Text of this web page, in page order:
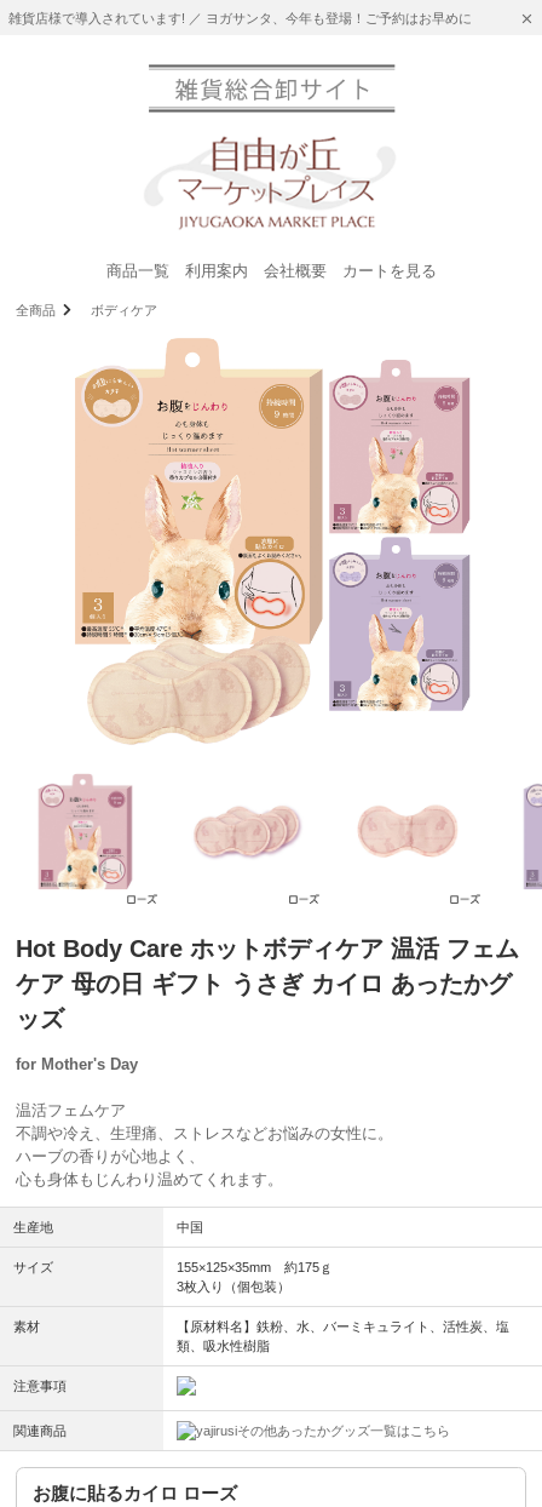
雑貨店様で導入されています! ／ ヨガサンタ、今年も登場！ご予約はお早めに
商品一覧 利用案内 会社概要 カートを見る
全商品 ボディケア
Hot Body Care ホットボディケア 温活 フェム
ケア 母の日 ギフト うさぎ カイロ あったかグ
ッズ
for Mother's Day
温活フェムケア
不調や冷え、生理痛、ストレスなどお悩みの女性に。
ハーブの香りが心地よく、
心も身体もじんわり温めてくれます。
生産地 中国
サイズ
155×125×35mm 約175ｇ
3枚入り（個包装）
素材
【原材料名】鉄粉、水、バーミキュライト、活性炭、塩
類、吸水性樹脂
注意事項
関連商品 その他あったかグッズ一覧はこちら
お腹に貼るカイロ ローズ